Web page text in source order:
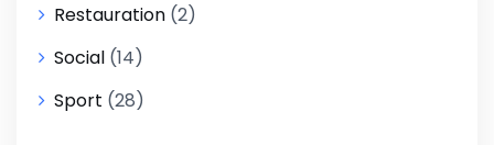
Restauration (2)
Social (14)
Sport (28)